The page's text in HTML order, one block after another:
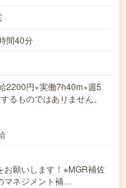
間40分
円×実働7h40m×週5
るものではありません。
お願いします！※MGR補佐
マネジメント補…